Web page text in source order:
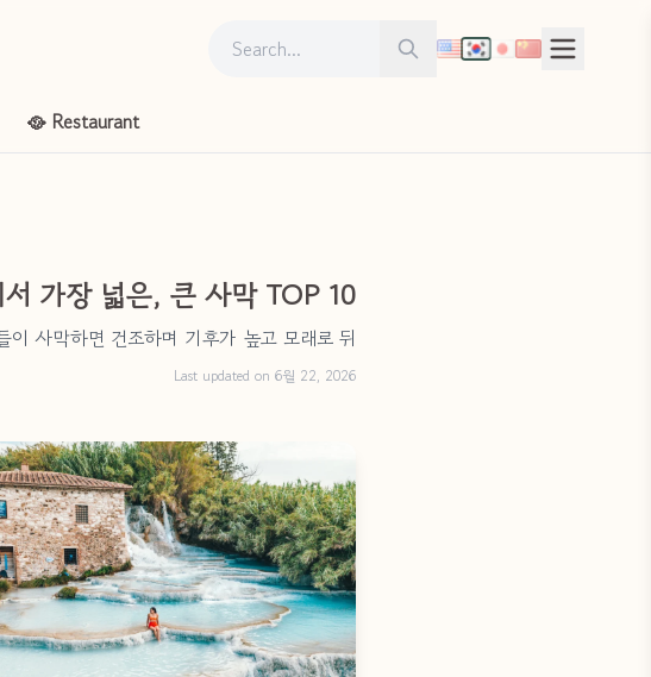
Search
🥘 Restaurant
가장 넓은, 큰 사막 TOP 10
이 사막하면 건조하며 기후가 높고 모래로 뒤
Last updated on 6월 22, 2026